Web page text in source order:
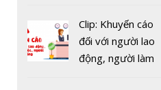
thềm năm học mới
Clip: Khuyến cáo
đối với người lao
động, người làm